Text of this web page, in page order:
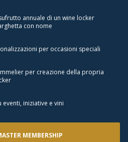
annuale di un wine locker
con nome
per occasioni speciali
per creazione della propria
iniziative e vini
MEMBERSHIP